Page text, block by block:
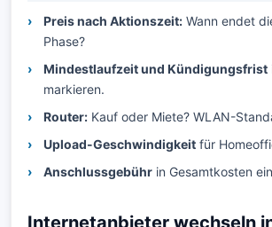
Preis nach Aktionszeit: Wann endet
Phase?
Mindestlaufzeit und Kündigungsfrist
markieren.
Router: Kauf oder Miete? WLAN-
Upload-Geschwindigkeit für
Anschlussgebühr in Gesamtkosten
Internetanbieter wechseln